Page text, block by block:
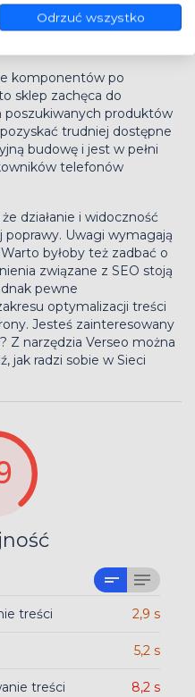
komponentów po
sklep zachęca do
poszukiwanych produktów
trudniej dostępne
budowę i jest w pełni
telefonów
działanie i widoczność
poprawy. Uwagi wymagają
byłoby też zadbać o
związane z SEO stoją
pewne
optymalizacji treści
Jesteś zainteresowany
Z narzędzia Verseo można
jak radzi sobie w Sieci
treści 2,9 s
5,2 s
treści 8,2 s
Odrzuć wszystko